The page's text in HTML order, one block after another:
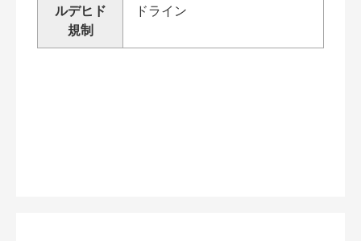
ルデヒド
規制
ドライン